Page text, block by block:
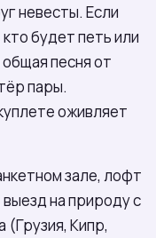
невесты. Если
будет петь или
песня от
пары.
оживляет
зале, лофт
на природу с
(Грузия, Кипр,